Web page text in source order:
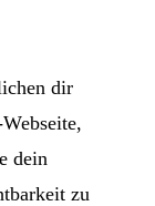
dir
dein
zu